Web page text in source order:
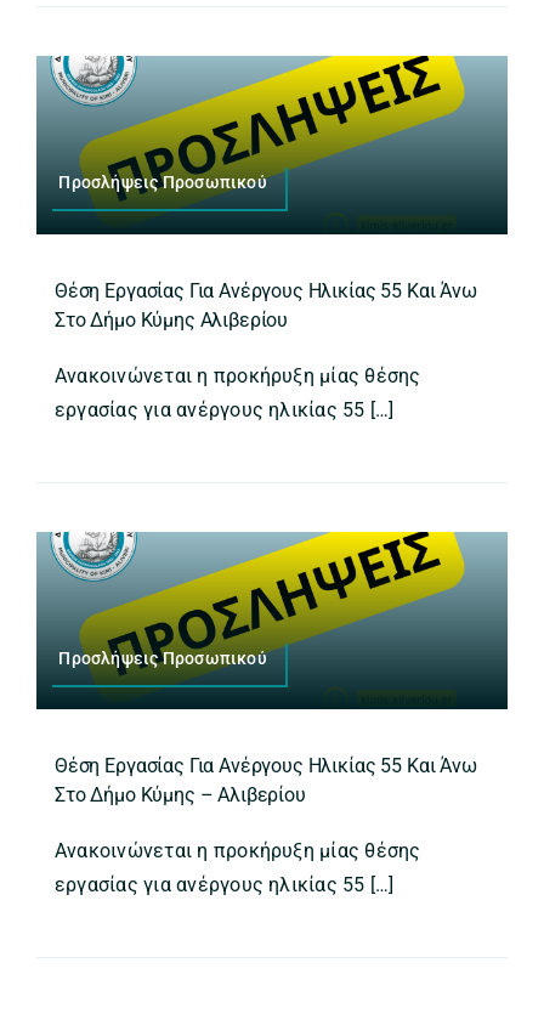
Προσλήψεις Προσωπικού
Θέση Εργασίας Για Ανέργους Ηλικίας 55 Και Άνω
Στο Δήμο Κύμης Αλιβερίου
Ανακοινώνεται η προκήρυξη μίας θέσης
εργασίας για ανέργους ηλικίας 55 […]
Προσλήψεις Προσωπικού
Θέση Εργασίας Για Ανέργους Ηλικίας 55 Και Άνω
Στο Δήμο Κύμης – Αλιβερίου
Ανακοινώνεται η προκήρυξη μίας θέσης
εργασίας για ανέργους ηλικίας 55 […]